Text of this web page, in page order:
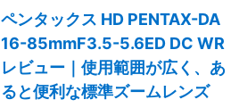
ペンタックス HD PENTAX-DA
16-85mmF3.5-5.6ED DC WR
レビュー｜使用範囲が広く、あ
ると便利な標準ズームレンズ